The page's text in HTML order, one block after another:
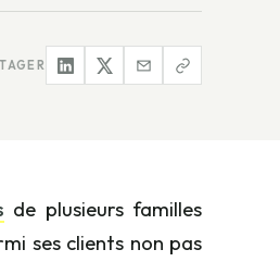
de plusieurs familles
ses clients non pas